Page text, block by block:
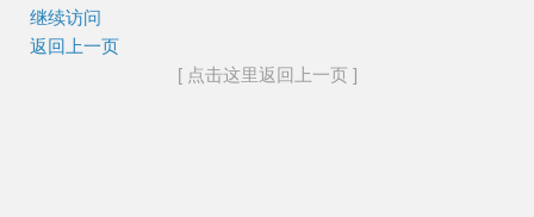
继续访问
返回上一页
[ 点击这里返回上一页 ]